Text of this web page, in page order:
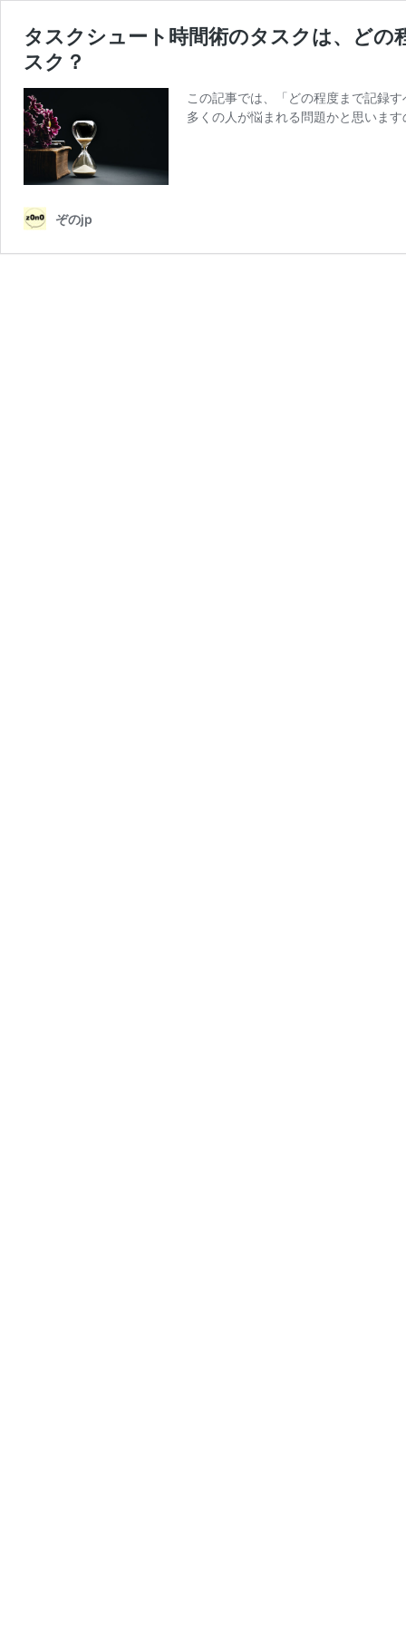
タスクシュート時間術のタスクは、ど
スク？
この記事では、「どの程度まで記録
多くの人が悩まれる問題かと思いま
ぞのjp